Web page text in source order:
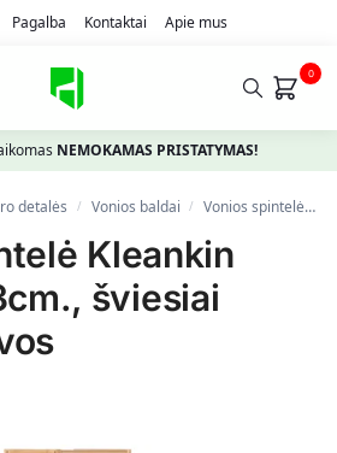
Pagalba Kontaktai Apie mus
0
NEMOKAMAS PRISTATYMAS!
detalės / Vonios baldai / Vonios spintelės
Kleankin
šviesiai